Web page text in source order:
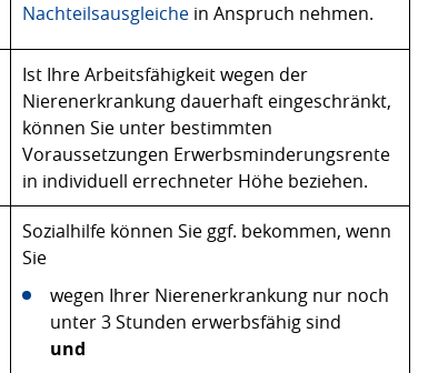
Nachteilsausgleiche in Anspruch nehmen.
Ist Ihre Arbeitsfähigkeit wegen der
Nierenerkrankung dauerhaft eingeschränkt,
können Sie unter bestimmten
Voraussetzungen Erwerbsminderungsrente
in individuell errechneter Höhe beziehen.
Sozialhilfe können Sie ggf. bekommen, wenn
Sie
wegen Ihrer Nierenerkrankung nur noch
unter 3 Stunden erwerbsfähig sind
und